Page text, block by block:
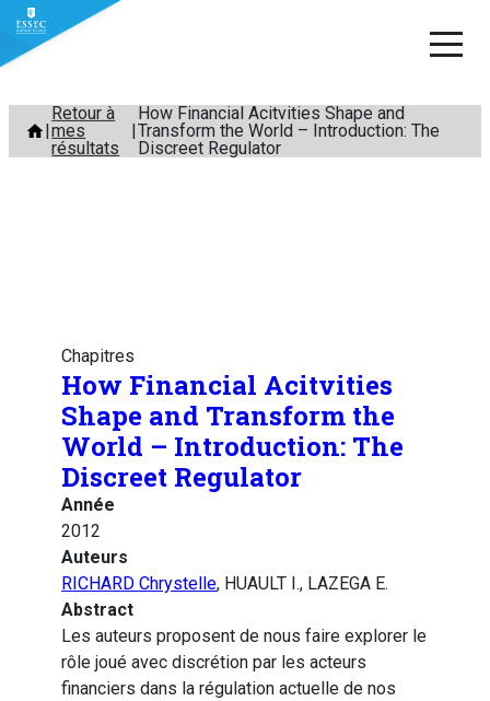
Aller
contenu
Retour à
mes
résultats
How Financial Acitvities Shape and
Transform the World – Introduction: The
Discreet Regulator
Chapitres
How Financial Acitvities
Shape and Transform the
World – Introduction: The
Discreet Regulator
Année
2012
Auteurs
RICHARD Chrystelle, HUAULT I., LAZEGA E.
Abstract
Les auteurs proposent de nous faire explorer le
rôle joué avec discrétion par les acteurs
financiers dans la régulation actuelle de nos